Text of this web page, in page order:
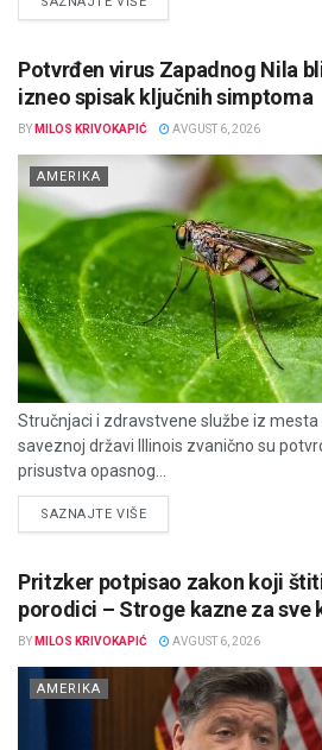
Potvrđen virus Zapadnog Nila
izneo spisak ključnih simptoma
BY MILOS KRIVOKAPIĆ AVGUST 6, 2026
AMERIKA
Stručnjaci i zdravstvene službe iz
saveznoj državi Illinois zvanično su
prisustva opasnog...
SAZNAJTE VIŠEDETAILS
Pritzker potpisao zakon koji
porodici – Stroge kazne za sve
BY MILOS KRIVOKAPIĆ AVGUST 6, 2026
AMERIKA